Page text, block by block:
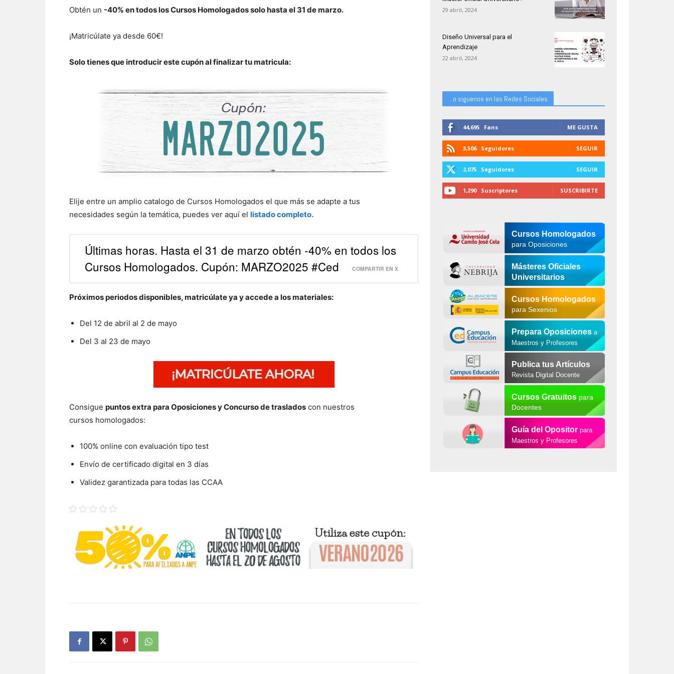
Obtén un -40% en todos los Cursos Homologados solo hasta el 31 de marzo.
¡Matricúlate ya desde 60€!
Solo tienes que introducir este cupón al finalizar tu matricula:
Elije entre un amplio catalogo de Cursos Homologados el que más se adapte a tus
necesidades según la temática, puedes ver aquí el listado completo.
Últimas horas. Hasta el 31 de marzo obtén -40% en todos los
Cursos Homologados. Cupón: MARZO2025 #Ced
COMPARTIR EN X
Próximos periodos disponibles, matricúlate ya y accede a los materiales:
Del 12 de abril al 2 de mayo
Del 3 al 23 de mayo
Consigue puntos extra para Oposiciones y Concurso de traslados con nuestros
cursos homologados:
100% online con evaluación tipo test
Envío de certificado digital en 3 días
Validez garantizada para todas las CCAA
29 abril, 2024
Diseño Universal para el
Aprendizaje
22 abril, 2024
...o siguenos en las Redes Sociales
44,695 Fans ME GUSTA
3,506 Seguidores SEGUIR
2,075 Seguidores SEGUIR
1,290 Suscriptores SUSCRIBIRTE
Cursos Homologados
para Oposiciones
Másteres Oficiales
Universitarios
Cursos Homologados
para Sexenios
Prepara Oposiciones a
Maestros y Profesores
Publica tus Artículos
Revista Digital Docente
Cursos Gratuitospara
Docentes
Guía del Opositor para
Maestros y Profesores